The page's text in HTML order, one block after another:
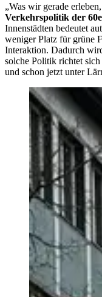
„Was wir gerade
Verkehrspolitik der
Innenstädten bedeutet
weniger Platz für grüne
Interaktion. Dadurch
solche Politik richtet
und schon jetzt unter